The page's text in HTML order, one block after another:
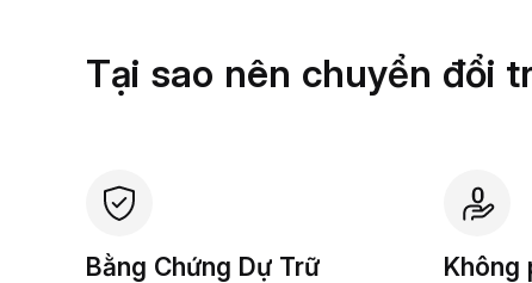
Tại sao nên chuyển đổi
Bằng Chứng Dự Trữ Không